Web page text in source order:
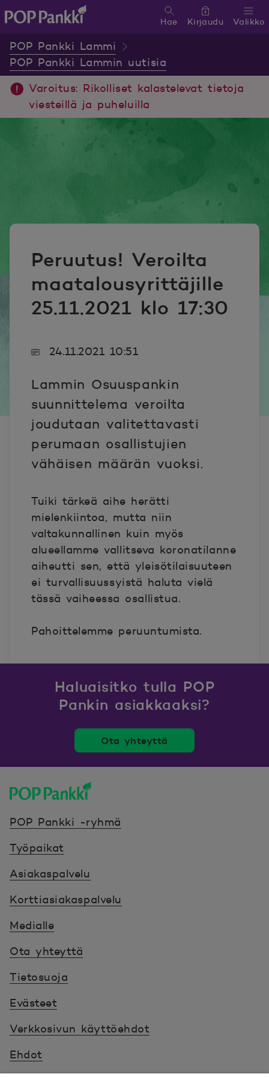
Valikko
Hae Kirjaudu
POP Pankki Lammi
POP Pankki Lammin uutisia
Varoitus: Rikolliset kalastelevat tietoja
viesteillä ja puheluilla
Peruutus! Veroilta
maatalousyrittäjille
25.11.2021 klo 17:30
24.11.2021 10:51
Lammin Osuuspankin
suunnittelema veroilta
joudutaan valitettavasti
perumaan osallistujien
vähäisen määrän vuoksi.
Tuiki tärkeä aihe herätti
mielenkiintoa, mutta niin
valtakunnallinen kuin myös
alueellamme vallitseva koronatilanne
aiheutti sen, että yleisötilaisuuteen
ei turvallisuussyistä haluta vielä
tässä vaiheessa osallistua.
Pahoittelemme peruuntumista.
Haluaisitko tulla POP
Pankin asiakkaaksi?
Ota yhteyttä
POP Pankki -ryhmä
Työpaikat
Asiakaspalvelu
Korttiasiakaspalvelu
Medialle
Ota yhteyttä
Tietosuoja
Evästeet
Verkkosivun käyttöehdot
Ehdot